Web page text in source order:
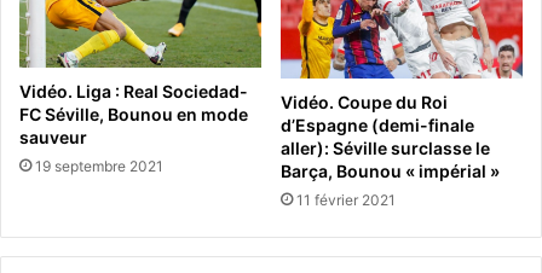
Vidéo. Liga : Real Sociedad-
FC Séville, Bounou en mode
sauveur
19 septembre 2021
Vidéo. Coupe du Roi
d’Espagne (demi-finale
aller): Séville surclasse le
Barça, Bounou « impérial »
11 février 2021